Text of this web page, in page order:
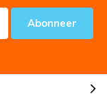
Abonneer